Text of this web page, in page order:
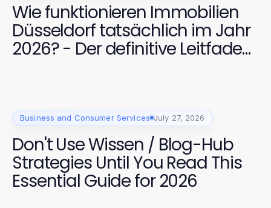
Wie funktionieren Immobilien
Düsseldorf tatsächlich im Jahr
2026? - Der definitive Leitfaden
Business and Consumer Services July 27, 2026
Don't Use Wissen / Blog-Hub
Strategies Until You Read This
Essential Guide for 2026